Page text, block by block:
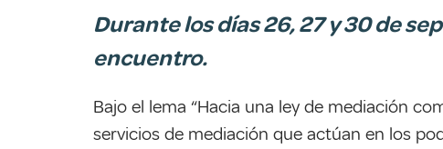
Durante los días 26, 27 y 30 de
encuentro.
Bajo el lema “Hacia una ley de mediación
servicios de mediación que actúan en los